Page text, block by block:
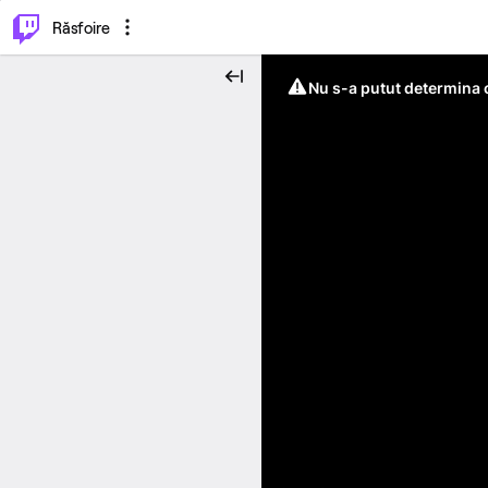
Răsfoire
Nu s-a putut